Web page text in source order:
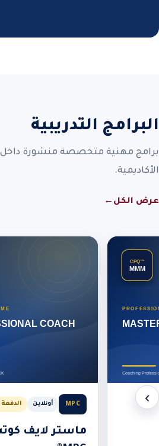
البرامج التدريبية
برامج مهنية متخصصة منشورة داخل
الأكاديمية.
عرض الكل ←
‹
MPC أونلاين الدفعة
ماستر لايف
›